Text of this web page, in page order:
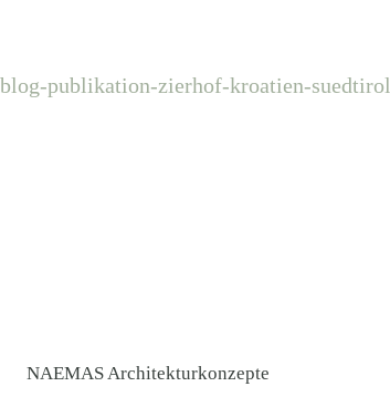
publikation-zierhof-kroatien-suedtirol
NAEMAS Architekturkonzepte